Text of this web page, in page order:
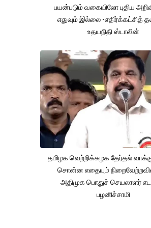
பயன்படும் வகையிலோ புதிய
எதுவும் இல்லை -எதிர்க்கட்சித்
உதயநிதி ஸ்டாலின்
தமிழக வெற்றிக்கழக தேர்தல்
சொன்ன எதையும்
அதிமுக பொதுச் செயலாளர்
பழனிச்சாமி